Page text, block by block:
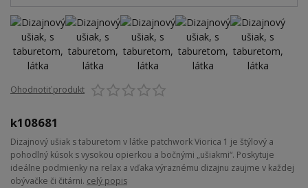
Ohodnotiť produkt
k108681
Dizajnový ušiak s taburetom v látke patchwork Viorica 1 je štýlový a
pohodlný kúsok s vysokou opierkou a bočnými „ušiakmi“. Poskytuje
ideálne podmienky na relax a vďaka výraznému dizajnu zaujme v každej
obývačke či čitárni. celý popis